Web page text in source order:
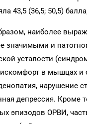
43,5 (36,5; 50,5)
наиболее
значимыми и
усталости
в мышцах и
нарушение
депрессия. Кроме
эпизодов ОРВИ,